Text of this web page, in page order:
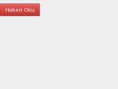
Haberi Oku